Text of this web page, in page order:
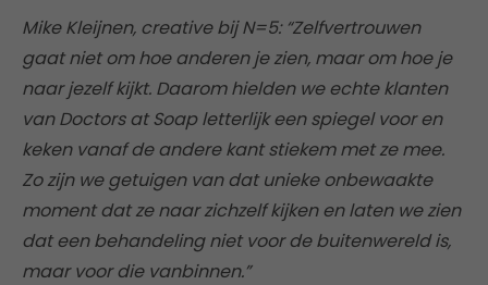
Mike Kleijnen, creative bij N=5: “Zelfvertrouwen
gaat niet om hoe anderen je zien, maar om hoe je
naar jezelf kijkt. Daarom hielden we echte klanten
van Doctors at Soap letterlijk een spiegel voor en
keken vanaf de andere kant stiekem met ze mee.
Zo zijn we getuigen van dat unieke onbewaakte
moment dat ze naar zichzelf kijken en laten we zien
dat een behandeling niet voor de buitenwereld is,
maar voor die vanbinnen.”